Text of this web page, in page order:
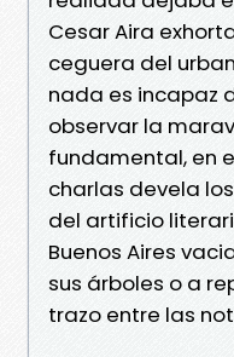
Cesar Aira
ceguera del
nada es incapaz
observar la
fundamental, en
charlas devela
del artificio
Buenos Aires
sus árboles o a
trazo entre las